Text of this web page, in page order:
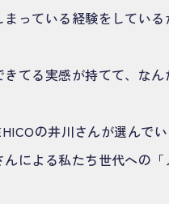
っている経験をしてい
てる実感が持てて、なん
の井川さんが選んでい
による私たち世代への